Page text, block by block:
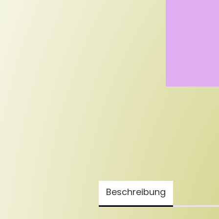
Beschreibung